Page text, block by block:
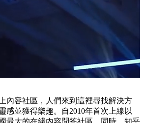
內容社區，人們來到這裡尋找解決方
感並獲得樂趣。自2010年首次上線以